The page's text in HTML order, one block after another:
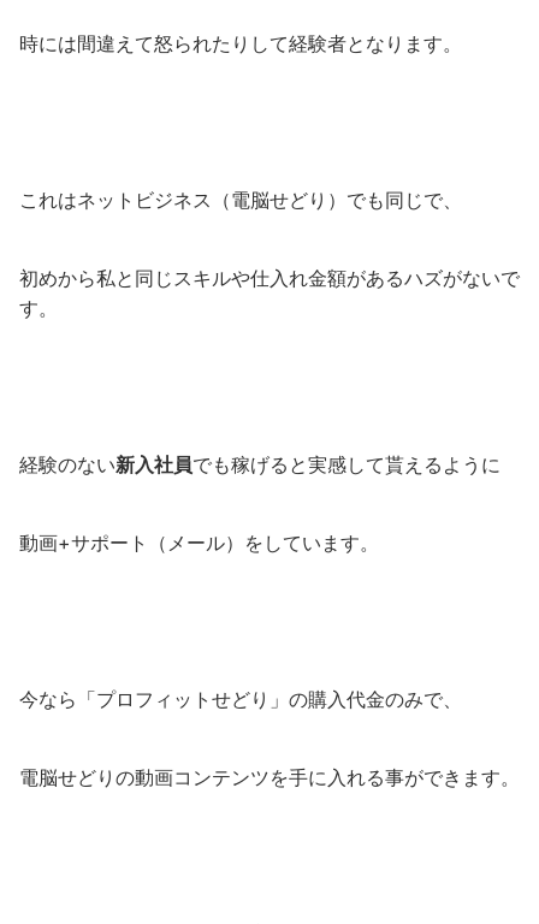
時には間違えて怒られたりして経験者となります。
これはネットビジネス（電脳せどり）でも同じで、
初めから私と同じスキルや仕入れ金額があるハズがないで
す。
経験のない新入社員でも稼げると実感して貰えるように
動画+サポート（メール）をしています。
今なら「プロフィットせどり」の購入代金のみで、
電脳せどりの動画コンテンツを手に入れる事ができます。